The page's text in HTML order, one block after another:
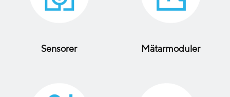
Sensorer Mätarmoduler